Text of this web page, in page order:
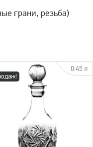
грани, резьба)
0.45 л